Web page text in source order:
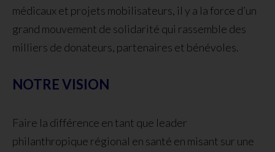
médicaux et projets mobilisateurs, il y a la force d’un
grand mouvement de solidarité qui rassemble des
milliers de donateurs, partenaires et bénévoles.
NOTRE VISION
Faire la différence en tant que leader
philanthropique régional en santé en misant sur une